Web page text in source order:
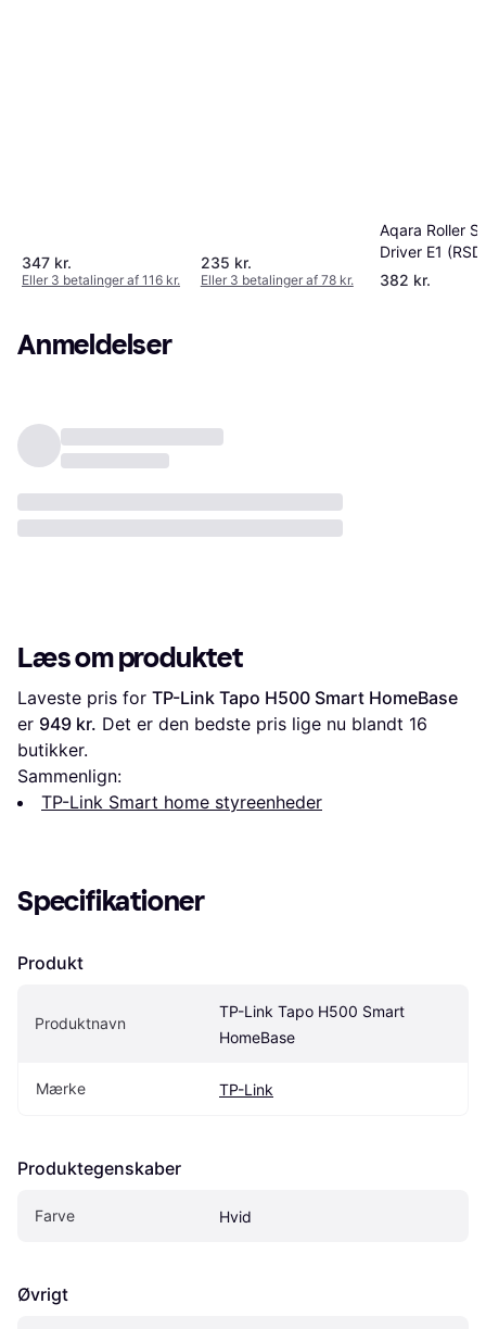
347 kr.
Eller 3 betalinger af 116 kr.
235 kr.
Eller 3 betalinger af 78 kr.
Aqara Roller
Driver E1
M01)
382 kr.
Anmeldelser
Læs om produktet
Laveste pris for TP-Link Tapo H500 Smart HomeBase
er 949 kr. Det er den bedste pris lige nu blandt 16
butikker.
Sammenlign:
TP-Link Smart home styreenheder
Specifikationer
Produkt
Produktnavn
TP-Link Tapo H500 Smart
HomeBase
Mærke TP-Link
Produktegenskaber
Farve Hvid
Øvrigt